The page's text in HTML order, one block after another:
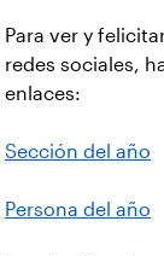
Para ver y
redes sociales,
enlaces:
Sección del año
Persona del año